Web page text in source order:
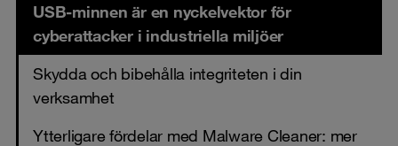
USB-minnen är en nyckelvektor för
cyberattacker i industriella miljöer
Skydda och bibehålla integriteten i din
verksamhet
Ytterligare fördelar med Malware Cleaner: mer